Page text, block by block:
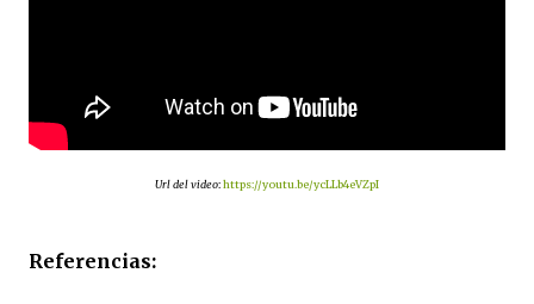
Url del video:https://youtu.be/ycLLb4eVZpI
Referencias: